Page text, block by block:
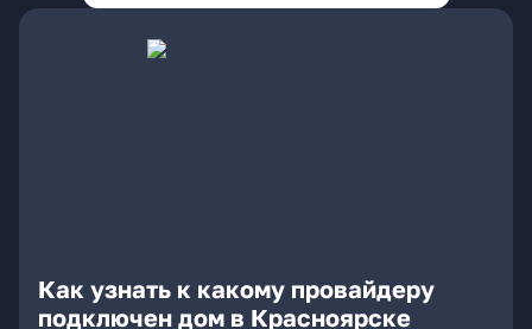
Как узнать к какому провайдеру
подключен дом в Красноярске